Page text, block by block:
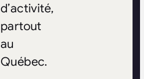
d’activité,
partout
au
Québec.